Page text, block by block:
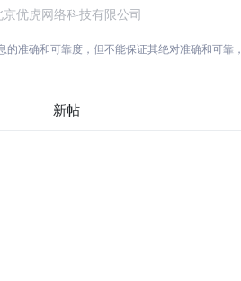
京优虎网络科技有限公司
准确和可靠度，但不能保证其绝对准确和可
新帖